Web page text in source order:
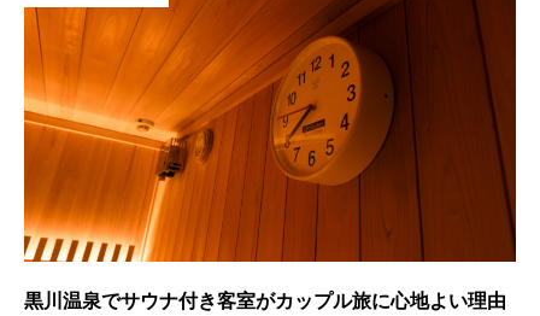
黒川温泉でサウナ付き客室がカップル旅に心地よい理由